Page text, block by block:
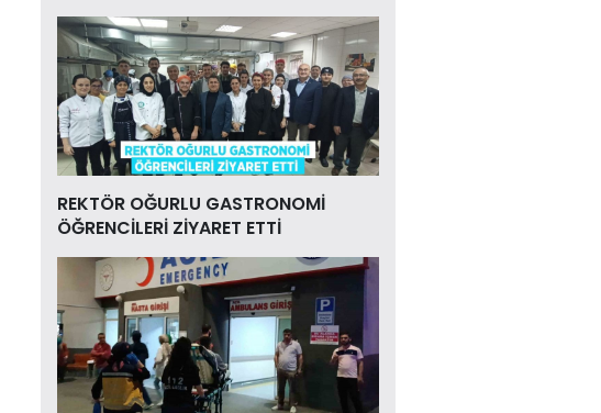
REKTÖR OĞURLU GASTRONOMİ
ÖĞRENCİLERİ ZİYARET ETTİ